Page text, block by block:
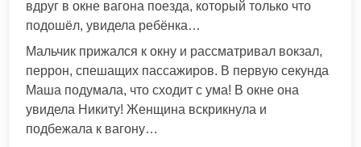
вдруг в окне вагона поезда, который только что
подошёл, увидела ребёнка…
Мальчик прижался к окну и рассматривал вокзал,
перрон, спешащих пассажиров. В первую секунда
Маша подумала, что сходит с ума! В окне она
увидела Никиту! Женщина вскрикнула и
подбежала к вагону…